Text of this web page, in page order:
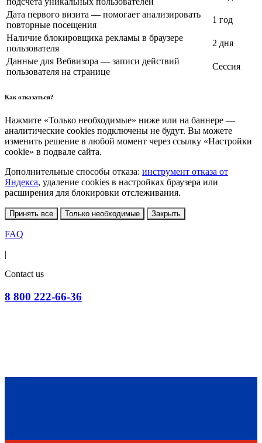
Дата первого визита — помогает анализировать
повторные посещения
1 год
Наличие блокировщика рекламы в браузере
пользователя
2 дня
Данные для Вебвизора — записи действий
пользователя на странице
Сессия
Как отказаться?
Нажмите «Только необходимые» ниже или на баннере —
аналитические cookies подключены не будут. Вы можете
изменить решение в любой момент через ссылку «Настройки
cookie» в подвале сайта.
Дополнительные способы отказа: инструмент отказа от
Яндекса, удаление cookies в настройках браузера или
расширения для блокировки отслеживания.
Принять все Только необходимые Закрыть
FAQ
|
Contact us
8 800 222-66-36